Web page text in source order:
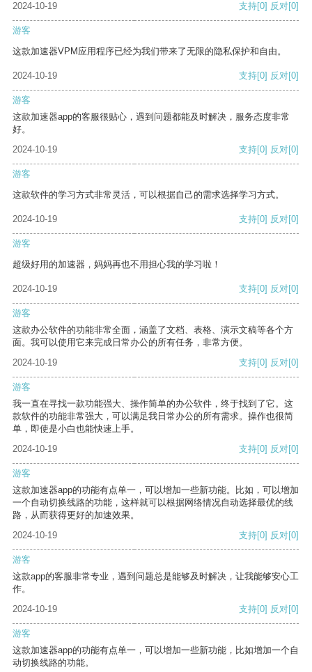
2024-10-19 支持[0] 反对[0]
游客
这款加速器VPM应用程序已经为我们带来了无限的隐私保护和自由。
2024-10-19 支持[0] 反对[0]
游客
这款加速器app的客服很贴心，遇到问题都能及时解决，服务态度非常
好。
2024-10-19
支持[0] 反对[0]
游客
这款软件的学习方式非常灵活，可以根据自己的需求选择学习方式。
2024-10-19 支持[0] 反对[0]
游客
超级好用的加速器，妈妈再也不用担心我的学习啦！
2024-10-19 支持[0] 反对[0]
游客
这款办公软件的功能非常全面，涵盖了文档、表格、演示文稿等各个方
面。我可以使用它来完成日常办公的所有任务，非常方便。
2024-10-19
支持[0] 反对[0]
游客
我一直在寻找一款功能强大、操作简单的办公软件，终于找到了它。这
款软件的功能非常强大，可以满足我日常办公的所有需求。操作也很简
单，即使是小白也能快速上手。
2024-10-19
支持[0] 反对[0]
游客
这款加速器app的功能有点单一，可以增加一些新功能。比如，可以增加
一个自动切换线路的功能，这样就可以根据网络情况自动选择最优的线
路，从而获得更好的加速效果。
2024-10-19
支持[0] 反对[0]
游客
这款app的客服非常专业，遇到问题总是能够及时解决，让我能够安心工
作。
2024-10-19
支持[0] 反对[0]
游客
这款加速器app的功能有点单一，可以增加一些新功能，比如增加一个自
动切换线路的功能。